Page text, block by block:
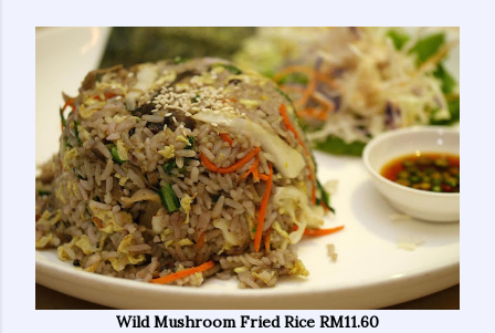
Wild Mushroom Fried Rice RM11.60